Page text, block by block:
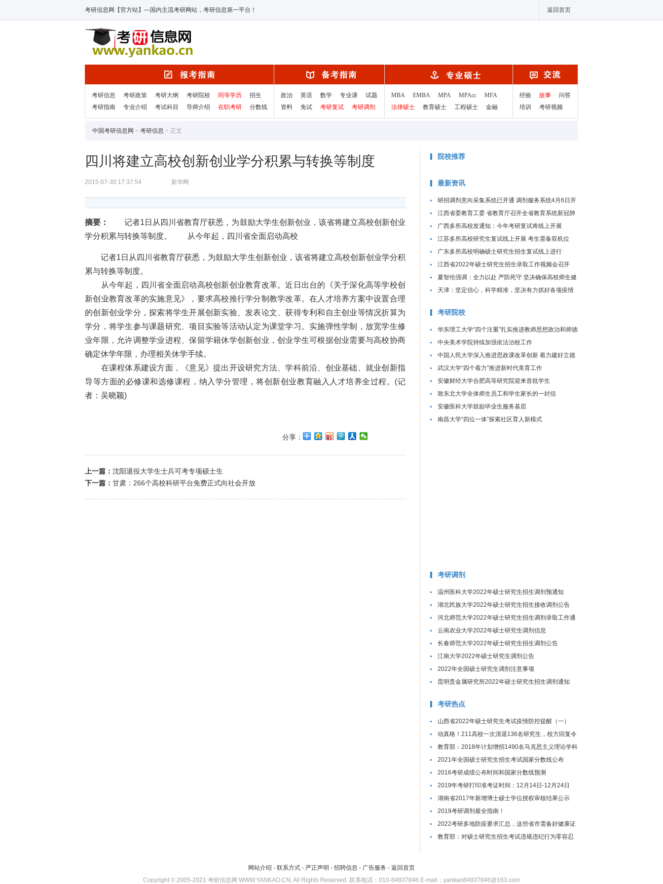
考研信息网【官方站】—国内主流考研网站，考研信息第一平台！ 返回首页
考研信息 考研政策 考研大纲 考研院校 同等学历
招生
考研指南
专业介绍 考试科目 导师介绍 在职考研 分数线
政治 英语 数学 专业课
试题
资料
免试 考研复试 考研调剂
MBA EMBA MPA MPAcc
MFA
法律硕士
教育硕士 工程硕士 金融
经验 故事
问答
培训
考研视频
中国考研信息网 > 考研信息 > 正文
四川将建立高校创新创业学分积累与转换等制度
2015-07-30 17:37:54 新华网
摘要：
记者1日从四川省教育厅获悉，为鼓励大学生创新创业，该省将建立高校创新创业
学分积累与转换等制度。 从今年起，四川省全面启动高校
记者1日从四川省教育厅获悉，为鼓励大学生创新创业，该省将建立高校创新创业学分积
累与转换等制度。
从今年起，四川省全面启动高校创新创业教育改革。近日出台的《关于深化高等学校创
新创业教育改革的实施意见》，要求高校推行学分制教学改革。在人才培养方案中设置合理
的创新创业学分，探索将学生开展创新实验、发表论文、获得专利和自主创业等情况折算为
学分，将学生参与课题研究、项目实验等活动认定为课堂学习。实施弹性学制，放宽学生修
业年限，允许调整学业进程、保留学籍休学创新创业，创业学生可根据创业需要与高校协商
确定休学年限，办理相关休学手续。
在课程体系建设方面，《意见》提出开设研究方法、学科前沿、创业基础、就业创新指
导等方面的必修课和选修课程，纳入学分管理，将创新创业教育融入人才培养全过程。(记
者：吴晓颖)
分享：
上一篇： 沈阳退役大学生士兵可考专项硕士生
下一篇： 甘肃：266个高校科研平台免费正式向社会开放
院校推荐
最新资讯
研招调剂意向采集系统已开通 调剂服务系统4月6日开
通
江西省委教育工委 省教育厅召开全省教育系统新冠肺
炎疫情防控工作视频调度会议
广西多所高校发通知：今年考研复试将线上开展
江苏多所高校研究生复试线上开展 考生需备双机位
广东多所高校明确硕士研究生招生复试线上进行
江西省2022年硕士研究生招生录取工作视频会召开
夏智伦强调：全力以赴 严防死守 坚决确保高校师生健
康、校园平安
天津：坚定信心，科学精准，坚决有力抓好各项疫情
考研院校
华东理工大学“四个注重”扎实推进教师思想政治和师德
师风建设工作
中央美术学院持续加强依法治校工作
中国人民大学深入推进思政课改革创新 着力建好立德
树人关键课程
武汉大学“四个着力”推进新时代美育工作
安徽财经大学合肥高等研究院迎来首批学生
致东北大学全体师生员工和学生家长的一封信
安徽医科大学鼓励毕业生服务基层
南昌大学“四位一体”探索社区育人新模式
考研调剂
温州医科大学2022年硕士研究生招生调剂预通知
湖北民族大学2022年硕士研究生招生接收调剂公告
河北师范大学2022年硕士研究生招生调剂录取工作通
知
云南农业大学2022年硕士研究生调剂信息
长春师范大学2022年硕士研究生招生调剂公告
江南大学2022年硕士研究生调剂公告
2022年全国硕士研究生调剂注意事项
昆明贵金属研究所2022年硕士研究生招生调剂通知
考研热点
山西省2022年硕士研究生考试疫情防控提醒（一）
动真格！211高校一次清退136名研究生，校方回复令
人惊讶
教育部：2018年计划增招1490名马克思主义理论学科
研究生
2021年全国硕士研究生招生考试国家分数线公布
2016考研成绩公布时间和国家分数线预测
2019年考研打印准考证时间：12月14日-12月24日
湖南省2017年新增博士硕士学位授权审核结果公示
2019考研调剂最全指南！
2022考研多地防疫要求汇总，这些省市需备好健康证
明！
教育部：对硕士研究生招生考试违规违纪行为零容忍
网站介绍 - 联系方式 - 严正声明 - 招聘信息 - 广告服务 - 返回首页
Copyright © 2005-2021 考研信息网 WWW.YANKAO.CN, All Rights Reserved. 联系电话：010-84937846 E-mail：yankao84937846@163.com